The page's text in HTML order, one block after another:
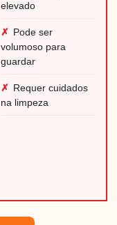
elevado
✗ Pode ser
volumoso para
guardar
✗ Requer cuidados
na limpeza